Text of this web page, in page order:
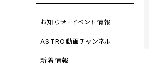
お知らせ・イベント情報
ASTRO動画チャンネル
新着情報